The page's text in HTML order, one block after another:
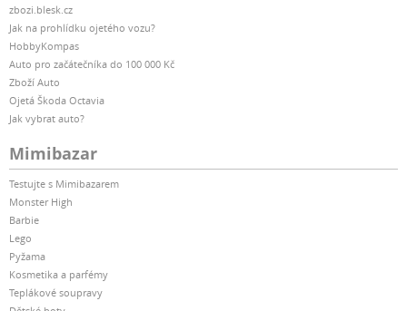
zbozi.blesk.cz
Jak na prohlídku ojetého vozu?
HobbyKompas
Auto pro začátečníka do 100 000 Kč
Zboží Auto
Ojetá Škoda Octavia
Jak vybrat auto?
Mimibazar
Testujte s Mimibazarem
Monster High
Barbie
Lego
Pyžama
Kosmetika a parfémy
Teplákové soupravy